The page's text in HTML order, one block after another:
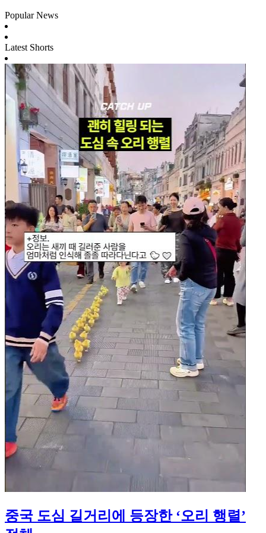
Popular News
Latest Shorts
중국 도심 길거리에 등장한 ‘오리 행렬’